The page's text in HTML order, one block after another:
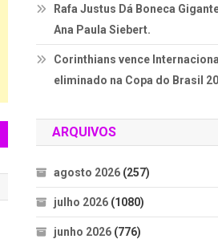
Rafa Justus Dá Boneca
Ana Paula Siebert.
Corinthians vence
eliminado na Copa do Brasil
ARQUIVOS
agosto 2026 (257)
julho 2026 (1080)
junho 2026 (776)